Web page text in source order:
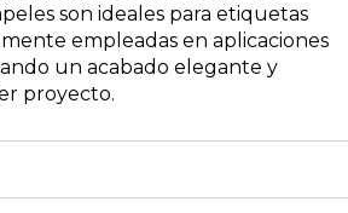
son ideales para etiquetas
empleadas en aplicaciones
un acabado elegante y
proyecto.